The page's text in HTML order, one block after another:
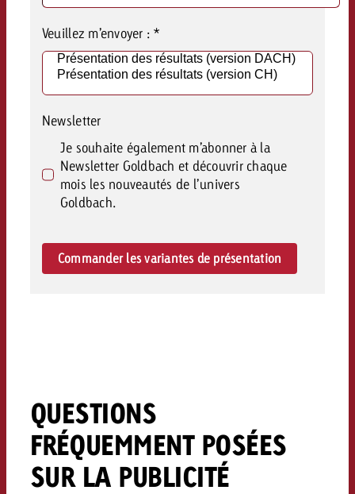
Veuillez m’envoyer : *
Newsletter
Je souhaite également m’abonner à la
Newsletter Goldbach et découvrir chaque
mois les nouveautés de l’univers
Goldbach.
Commander les variantes de présentation
QUESTIONS
FRÉQUEMMENT POSÉES
SUR LA PUBLICITÉ